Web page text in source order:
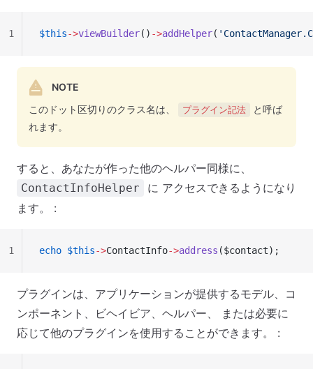
$this->viewBuilder() ->addHelper(
1
NOTE
このドット区切りのクラス名は、
プラグイン記法
と呼ば
れます。
すると、あなたが作った他のヘルパー同様に、
ContactInfoHelper
に アクセスできるようになり
ます。 :
echo $this->ContactInfo->address ($contact);
1
プラグインは、アプリケーションが提供するモデル、コ
ンポーネント、ビヘイビア、ヘルパー、 または必要に
応じて他のプラグインを使用することができます。 :